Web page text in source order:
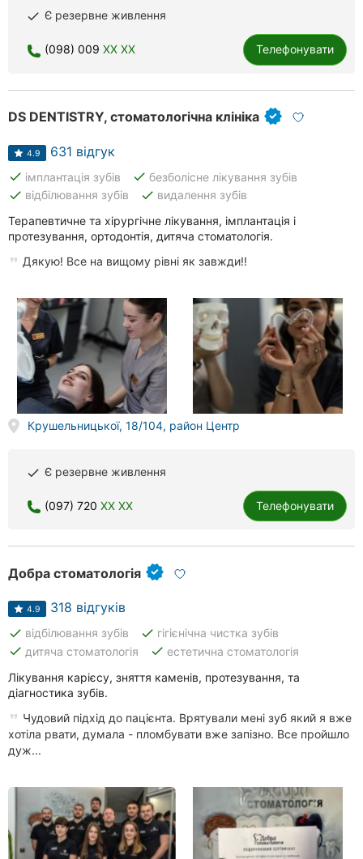
done Є резервне живлення
(098) 009 XX XX Телефонувати
DS DENTISTRY, стоматологічна клініка
4.9 631 відгук
done імплантація зубів done безболісне лікування зубів
done відбілювання зубів done видалення зубів
Терапевтичне та хірургічне лікування, імплантація і
протезування, ортодонтія, дитяча стоматологія.
Дякую! Все на вищому рівні як завжди!!
Крушельницької, 18/104, район Центр
done Є резервне живлення
(097) 720 XX XX Телефонувати
Добра стоматологія
4.9 318 відгуків
done відбілювання зубів done гігієнічна чистка зубів
done дитяча стоматологія done естетична стоматологія
Лікування карієсу, зняття каменів, протезування, та
діагностика зубів.
Чудовий підхід до пацієнта. Врятували мені зуб який я вже
хотіла рвати, думала - пломбувати вже запізно. Все пройшло
дуж...